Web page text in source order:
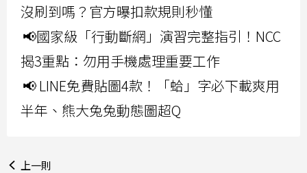
沒刷到嗎？官方曝扣款規則秒懂
📢國家級「行動斷網」演習完整指引！NCC
揭3重點：勿用手機處理重要工作
📢 LINE免費貼圖4款！「蛤」字必下載爽用
半年、熊大兔兔動態圖超Q
上一則